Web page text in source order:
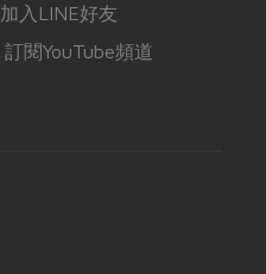
加入LINE好友
訂閱YouTube頻道